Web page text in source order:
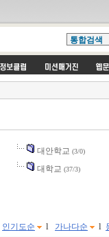
대안학교 (3/0)
대학교 (37/3)
인기도순 l 가나다순 l